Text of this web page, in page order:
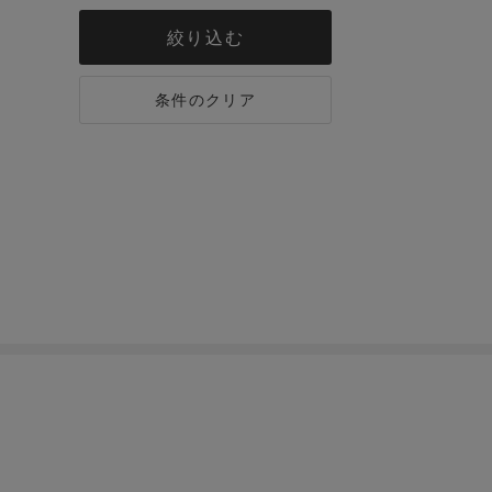
絞り込む
条件のクリア